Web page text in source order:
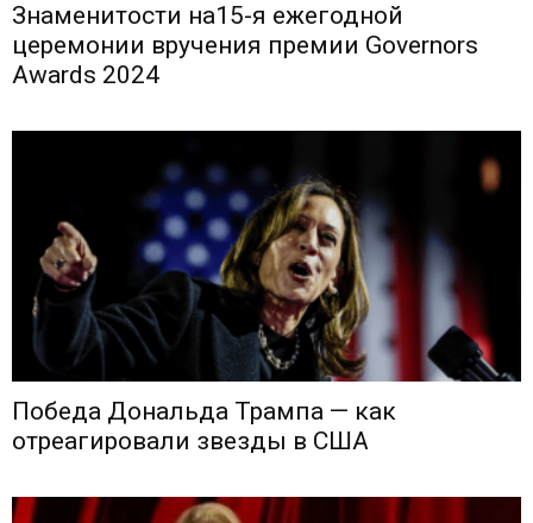
Знаменитости на15-я ежегодной
церемонии вручения премии Governors
Awards 2024
Победа Дональда Трампа — как
отреагировали звезды в США